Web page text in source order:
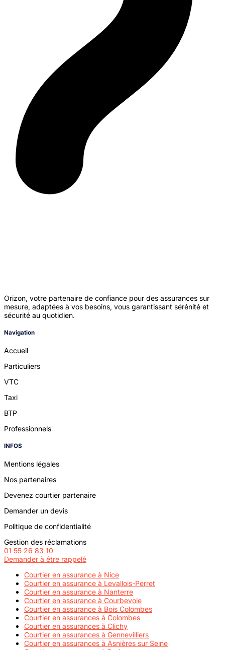
Orizon, votre partenaire de confiance pour des assurances sur
mesure, adaptées à vos besoins, vous garantissant sérénité et
sécurité au quotidien.
Navigation
Accueil
Particuliers
VTC
Taxi
BTP
Professionnels
INFOS
Mentions légales
Nos partenaires
Devenez courtier partenaire
Demander un devis
Politique de confidentialité
Gestion des réclamations
01 55 26 83 10
Demander à être rappelé
Courtier en assurance à Nice
Courtier en assurance à Levallois-Perret
Courtier en assurance à Nanterre
Courtier en assurance à Courbevoie
Courtier en assurance à Bois Colombes
Courtier en assurances à Colombes
Courtier en assurances à Clichy
Courtier en assurances à Gennevilliers
Courtier en assurances à Asnières sur Seine